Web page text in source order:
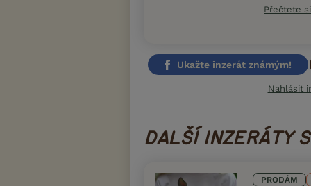
Přečtete
Ukažte inzerát známým!
Nahlásit
DALŠÍ INZERÁTY
PRODÁM